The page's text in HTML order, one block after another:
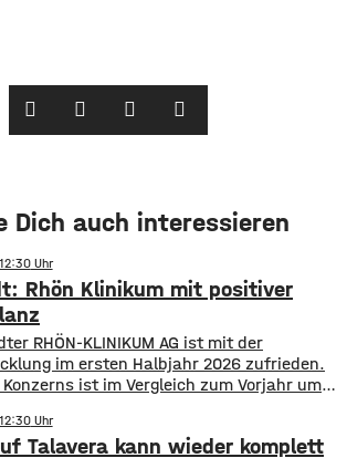
Dich auch interessieren
Rhön Klinikum mit positiver
RHÖN-KLINIKUM AG ist mit der
im ersten Halbjahr 2026 zufrieden.
ist im Vergleich zum Vorjahr um
wurden fast 514.000 Patientinnen und
und stationär behandelt, 9 % mehr als
Talavera kann wieder komplett